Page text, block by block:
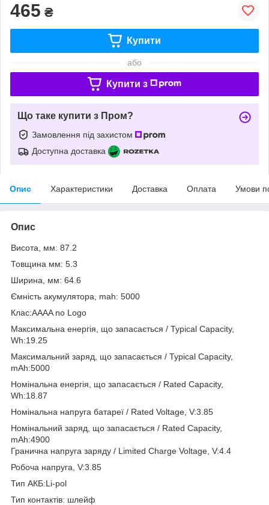
465 ₴
Купити
або
Купити з
Що таке купити з Пром?
Замовлення під захистом
Доступна доставка
Опис Характеристики Доставка Оплата Умови
Опис
Висота, мм: 87.2
Товщина мм: 5.3
Ширина, мм: 64.6
Ємність акумулятора, mah: 5000
Клас:AAAA no Logo
Максимальна енергія, що запасається / Typical Capacity,
Wh:19.25
Максимальний заряд, що запасається / Typical Capacity,
mAh:5000
Номінальна енергія, що запасається / Rated Capacity,
Wh:18.87
Номінальна напруга батареї / Rated Voltage, V:3.85
Номінальний заряд, що запасається / Rated Capacity,
mAh:4900
Гранична напруга заряду / Limited Charge Voltage, V:4.4
Робоча напруга, V:3.85
Тип АКБ:Li-pol
Тип контактів: шлейф